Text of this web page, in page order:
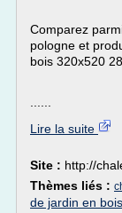
Comparez
pologne et
bois 320x520
Lire la suite
Site : http://
Thèmes liés :
de jardin en